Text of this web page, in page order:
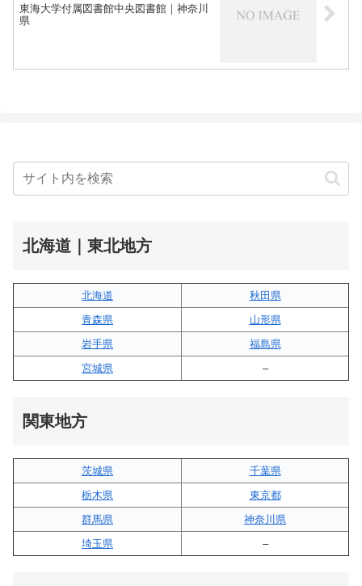
東海大学付属図書館中央図書館｜神奈川
県
北海道｜東北地方
北海道
秋田県
青森県
山形県
岩手県
福島県
宮城県
–
関東地方
茨城県
千葉県
栃木県
東京都
群馬県
神奈川県
埼玉県
–